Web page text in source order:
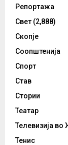
Репортажа
Свет (2,888)
Скопје
Соопштенија
Спорт
Став
Стории
Театар
Телевизија во
Тенис